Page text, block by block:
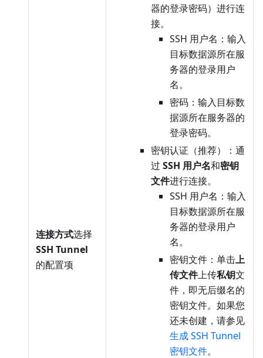
连接方式选择
SSH Tunnel
的配置项
器的登录密码）进行连
接。
SSH 用户名：输入
目标数据源所在服
务器的登录用户
名。
密码：输入目标数
据源所在服务器的
登录密码。
密钥认证（推荐）：通
过 SSH 用户名和密钥
文件进行连接。
SSH 用户名：输入
目标数据源所在服
务器的登录用户
名。
密钥文件：单击上
传文件上传私钥文
件，即无后缀名的
密钥文件。如果您
还未创建，请参见
生成 SSH Tunnel
密钥文件。